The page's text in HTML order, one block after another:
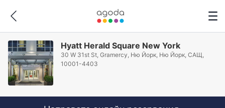
Hyatt Herald Square New York
30 W 31st St, Gramercy, Ню Йорк, Ню Йорк, САЩ,
10001-4403